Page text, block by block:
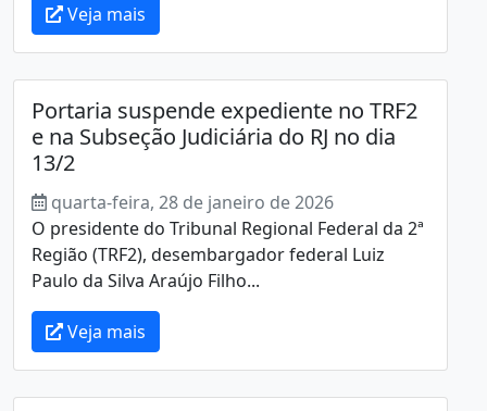
Veja mais
Portaria suspende expediente no TRF2
e na Subseção Judiciária do RJ no dia
13/2
quarta-feira, 28 de janeiro de 2026
O presidente do Tribunal Regional Federal da 2ª
Região (TRF2), desembargador federal Luiz
Paulo da Silva Araújo Filho...
Veja mais